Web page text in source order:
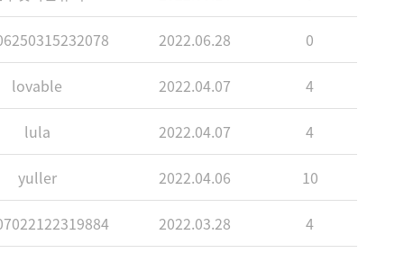
2022.06.28 0
lovable 2022.04.07 4
lula 2022.04.07 4
yuller 2022.04.06 10
2022.03.28 4